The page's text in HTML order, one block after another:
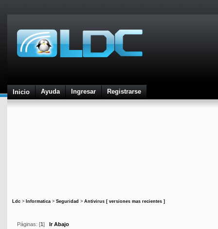
Inicio Ayuda Ingresar Registrarse
Ldc > Informatica > Seguridad > Antivirus [ versiones mas recientes ]
Páginas: [1 ] Ir Abajo